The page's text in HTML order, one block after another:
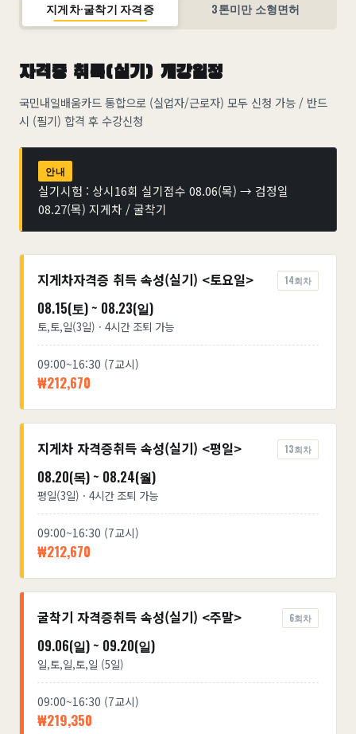
지게차·굴착기 자격증 3톤미만 소형면허
자격증 취득(실기) 개강일정
국민내일배움카드 통합으로 (실업자/근로자) 모두 신청 가능 / 반드
시 (필기) 합격 후 수강신청
안내
실기시험 : 상시16회 실기접수 08.06(목) → 검정일
08.27(목) 지게차 / 굴착기
지게차자격증 취득 속성(실기) <토요일> 14회차
08.15(토) ~ 08.23(일)
토,토,일(3일) · 4시간 조퇴 가능
09:00~16:30 (7교시)
₩212,670
지게차 자격증취득 속성(실기) <평일> 13회차
08.20(목) ~ 08.24(월)
평일(3일) · 4시간 조퇴 가능
09:00~16:30 (7교시)
₩212,670
굴착기 자격증취득 속성(실기) <주말> 6회차
09.06(일) ~ 09.20(일)
일,토,일,토,일 (5일)
09:00~16:30 (7교시)
₩219,350